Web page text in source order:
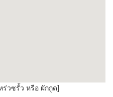
ร่วซรั้ว หรือ ผักกูด]